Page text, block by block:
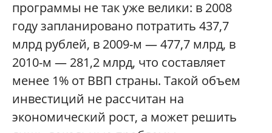
программы не так уже велики: в 2008
году запланировано потратить 437,7
млрд рублей, в 2009-м — 477,7 млрд, в
2010-м — 281,2 млрд, что составляет
менее 1% от ВВП страны. Такой объем
инвестиций не рассчитан на
экономический рост, а может решить